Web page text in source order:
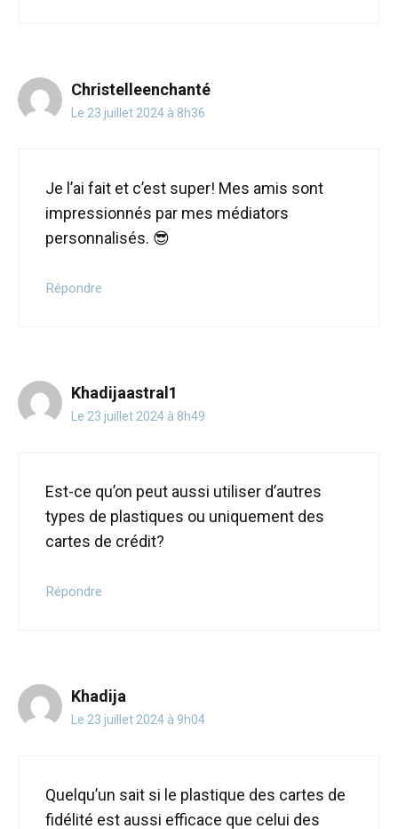
Christelleenchanté
Le 23 juillet 2024 à 8h36
Je l’ai fait et c’est super! Mes amis sont
impressionnés par mes médiators
personnalisés. 😎
Répondre
Khadijaastral1
Le 23 juillet 2024 à 8h49
Est-ce qu’on peut aussi utiliser d’autres
types de plastiques ou uniquement des
cartes de crédit?
Répondre
Khadija
Le 23 juillet 2024 à 9h04
Quelqu’un sait si le plastique des cartes de
fidélité est aussi efficace que celui des